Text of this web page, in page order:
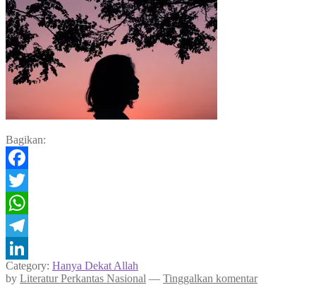
Bagikan:
Facebook
Twitter
WhatsApp
Telegram
LinkedIn
Category: Hanya Dekat Allah
by Literatur Perkantas Nasional — Tinggalkan komentar